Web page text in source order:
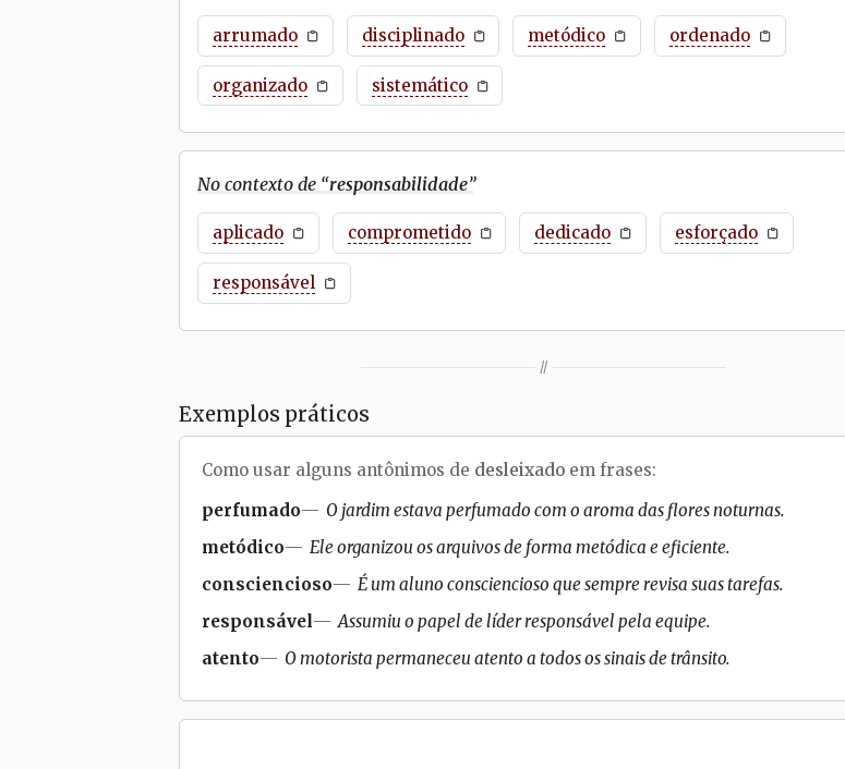
arrumado disciplinado metódico ordenado
organizado sistemático
No contexto de “responsabilidade”
aplicado comprometido dedicado esforçado
responsável
//
Exemplos práticos
Como usar alguns antônimos de desleixado em frases:
perfumado
O jardim estava perfumado com o aroma das flores noturnas.
metódico
Ele organizou os arquivos de forma metódica e eficiente.
consciencioso
É um aluno consciencioso que sempre revisa suas tarefas.
responsável
Assumiu o papel de líder responsável pela equipe.
atento
O motorista permaneceu atento a todos os sinais de trânsito.